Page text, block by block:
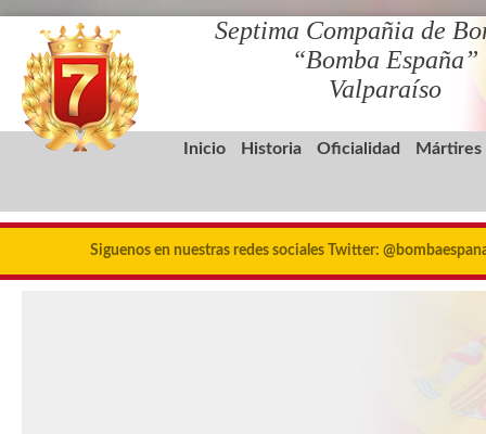
Septima Compañia de
“Bomba España”
Valparaíso
Inicio Historia Oficialidad Mártires
Siguenos en nuestras redes sociales Twitter: